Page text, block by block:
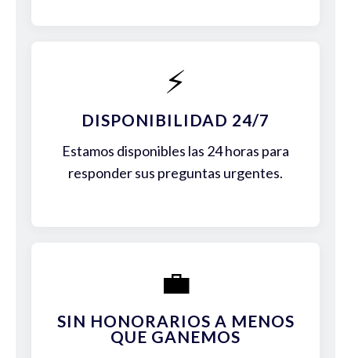
⚡
DISPONIBILIDAD 24/7
Estamos disponibles las 24 horas para
responder sus preguntas urgentes.
💼
SIN HONORARIOS A MENOS
QUE GANEMOS